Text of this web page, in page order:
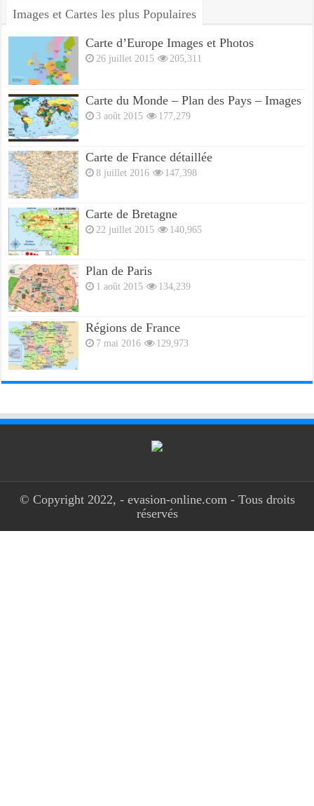
Images et Cartes les plus Populaires
Carte d’Europe Images et Photos
26 juillet 2015 205,311
Carte du Monde – Plan des Pays – Images
3 août 2015 177,279
Carte de France détaillée
8 juillet 2016 147,398
Carte de Bretagne
22 juillet 2015 140,965
Plan de Paris
1 août 2015 134,239
Régions de France
7 mai 2016 129,973
© Copyright 2022, - evasion-online.com - Tous droits
réservés